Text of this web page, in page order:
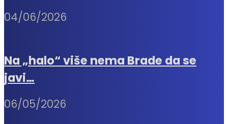
04/06/2026
Na „halo“ više nema Brade da se
javi…
06/05/2026